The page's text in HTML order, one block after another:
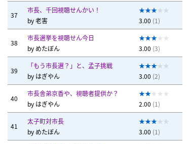
37
市長、千回視聴せんかい！
by老害 3.00 (1)
38
市長選挙を視聴せん今日
by めたぼん 3.00 (3)
39
「もう市長選？」と、孟子挑戦
by はぎやん 3.00 (2)
40
市長舎弟京香や、視聴者提供か？
by はぎやん 2.00 (1)
41
太子町対市長
by めたぼん 3.00 (1)